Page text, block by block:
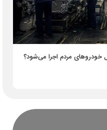
خودروهای مردم اجرا می‌شود؟